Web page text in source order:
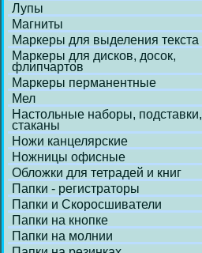
Лупы
Магниты
Маркеры для выделения текста
Маркеры для дисков, досок,
флипчартов
Маркеры перманентные
Мел
Настольные наборы, подставки,
стаканы
Ножи канцелярские
Ножницы офисные
Обложки для тетрадей и книг
Папки - регистраторы
Папки и Скоросшиватели
Папки на кнопке
Папки на молнии